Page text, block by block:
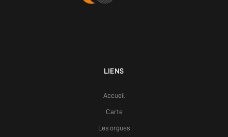
LIENS
Accueil
Carte
Les orgues